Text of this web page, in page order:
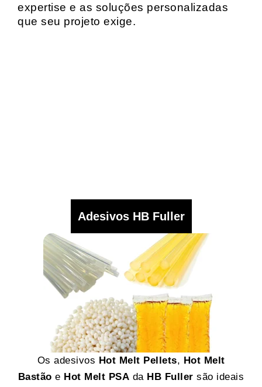
expertise e as soluções personalizadas
que seu projeto exige.
Adesivos HB Fuller
Os adesivos Hot Melt Pellets, Hot Melt
Bastão e Hot Melt PSA da HB Fuller são ideais